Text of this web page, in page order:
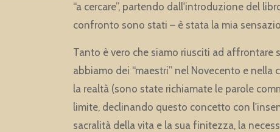
“a cercare”, partendo dall'introduzione del
confronto sono stati – è stata la mia
Tanto è vero che siamo riusciti ad affrontare
abbiamo dei “maestri” nel Novecento e
la realtà (sono state richiamate le parole
limite, declinando questo concetto con
sacralità della vita e la sua finitezza, la